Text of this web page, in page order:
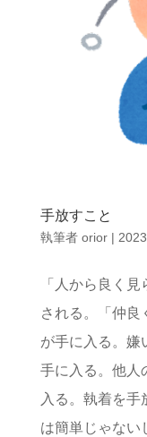
手放すこと
執筆者 orior|
「人から良く
される。「仲良
が手に入る。嫌
手に入る。他人
入る。執着を
は簡単じゃない